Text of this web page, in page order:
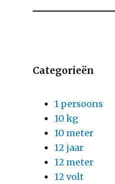
Categorieën
1 persoons
10 kg
10 meter
12 jaar
12 meter
12 volt